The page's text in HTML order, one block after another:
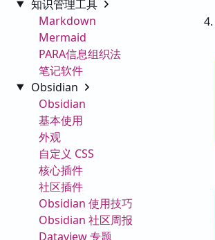
知识管理工具
Markdown
Mermaid
PARA信息组织法
笔记软件
Obsidian
Obsidian
基本使用
外观
自定义 CSS
核心插件
社区插件
Obsidian 使用技巧
Obsidian 社区周报
Dataview 专题